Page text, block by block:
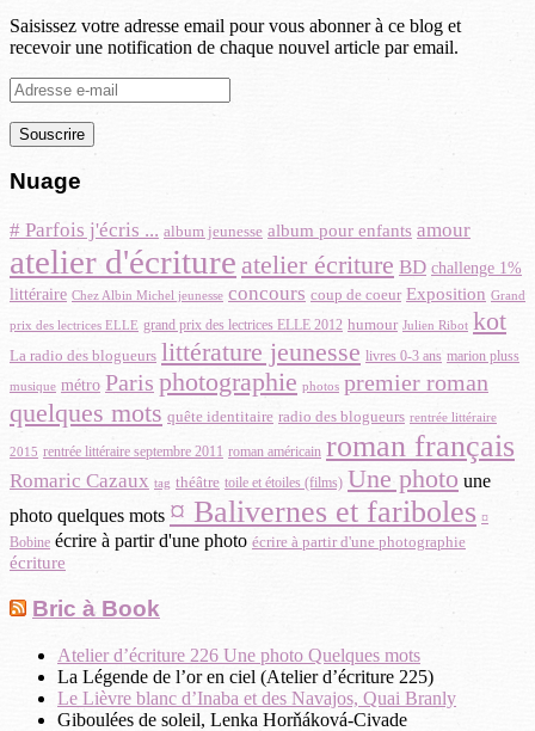
Saisissez votre adresse email pour vous abonner à ce blog et
recevoir une notification de chaque nouvel article par email.
Adresse
e-
mail
Nuage
# Parfois j'écris ... album jeunesse album pour enfants amour
atelier d'écriture atelier écriture BD challenge 1%
littéraire Chez Albin Michel jeunesse concours coup de coeur Exposition Grand
prix des lectrices ELLE grand prix des lectrices ELLE 2012 humour Julien Ribot kot
La radio des blogueurs littérature jeunesse livres 0-3 ans marion pluss
musique métro Paris photographie photos premier roman
quelques mots quête identitaire radio des blogueurs rentrée littéraire
2015 rentrée littéraire septembre 2011 roman américain roman français
Romaric Cazaux tag théâtre toile et étoiles (films) Une photo une
photo quelques mots ¤ Balivernes et fariboles ¤
Bobine écrire à partir d'une photo écrire à partir d'une photographie
écriture
Bric à Book
Atelier d’écriture 226 Une photo Quelques mots
La Légende de l’or en ciel (Atelier d’écriture 225)
Le Lièvre blanc d’Inaba et des Navajos, Quai Branly
Giboulées de soleil, Lenka Horňáková-Civade